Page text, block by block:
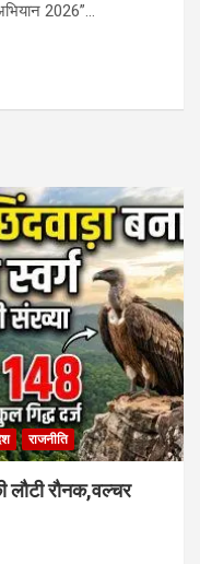
2026”…
राजनीति
लौटी रौनक,वल्चर